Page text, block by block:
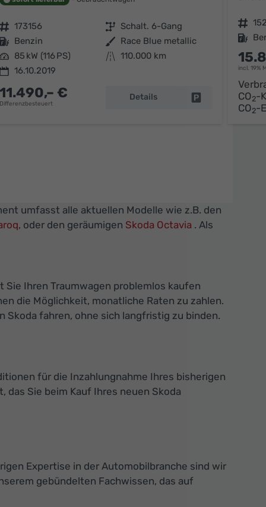
Fahrzeugnr. 173156 Getriebe Schalt. 6-Gang
Kraftstoff Benzin Außenfarbe Race Blue metallic
Leistung 85 kW (116 PS) Kilometerstand 110.000 km
16.10.2019
11.490,– €
Differenzbesteuert
Details Fahrzeug parken
Fahrzeugnr.
Kraftstoff
incl. 19%
CO2-
CO2-
umfasst alle aktuellen Modelle wie z.B. den
, oder den geräumigen Skoda Octavia . Als
Ihren Traumwagen problemlos kaufen
die Möglichkeit, monatliche Raten zu zahlen.
fahren, ohne sich langfristig zu binden.
für die Inzahlungnahme Ihres bisherigen
Sie beim Kauf Ihres neuen Skoda
Expertise in der Automobilbranche sind wir
gebündelten Fachwissen, das auf